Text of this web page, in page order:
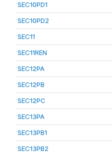
SEC10PD1
SEC10PD2
SEC11
SEC11REN
SEC12PA
SEC12PB
SEC12PC
SEC13PA
SEC13PB1
SEC13PB2